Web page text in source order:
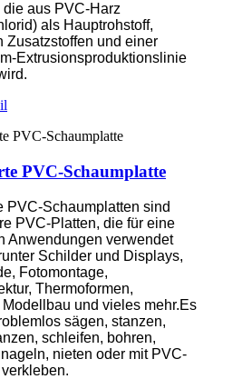
die aus PVC-Harz
als Hauptrohstoff,
Zusatzstoffen und einer
Extrusionsproduktionslinie
PVC-Schaumplatte
PVC-Schaumplatten sind
PVC-Platten, die für eine
Anwendungen verwendet
Schilder und Displays,
Fotomontage,
Thermoformen,
Modellbau und vieles mehr.Es
sägen, stanzen,
schleifen, bohren,
nieten oder mit PVC-